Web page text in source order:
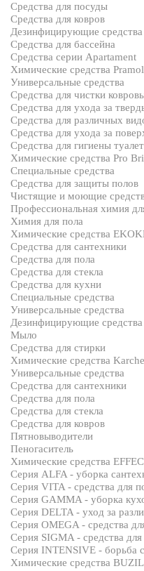
Средства для посуды
Средства для ковров
Дезинфицирующие средства
Средства для бассейна
Средства серии Apartament
Химические средства Pramol
Универсальные средства
Средства для чистки
Средства для ухода за
Средства для различных
Средства для ухода за
Средства для гигиены
Химические средства Pro
Специальные средства
Средства для защиты полов
Чистящие и моющие
Профессиональная химия
Химия для пола
Химические средства
Средства для сантехники
Средства для пола
Средства для стекла
Средства для кухни
Специальные средства
Универсальные средства
Дезинфицирующие средства
Мыло
Средства для стирки
Химические средства
Универсальные средства
Средства для сантехники
Средства для пола
Средства для стекла
Средства для ковров
Пятновыводители
Пеногаситель
Химические средства
Серия ALFA - уборка
Серия VITA - средства для
Серия GAMMA - уборка
Серия DELTA - уход за
Серия OMEGA - средства
Серия SIGMA - средства
Серия INTENSIVE - борьба
Химические средства BUZIL